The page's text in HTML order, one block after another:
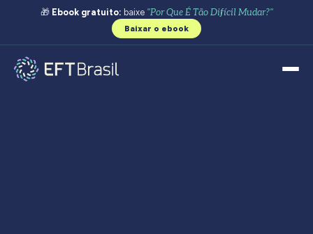
🎁 Ebook gratuito: baixe "Por Que É Tão Difícil Mudar?"
Baixar o ebook